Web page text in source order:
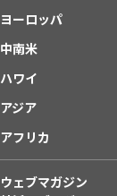
ヨーロッパ
中南米
ハワイ
アジア
アフリカ
ウェブマガジン